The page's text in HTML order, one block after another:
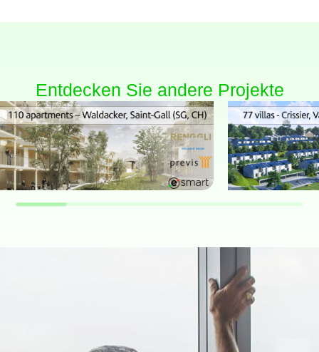
Entdecken Sie andere Projekte